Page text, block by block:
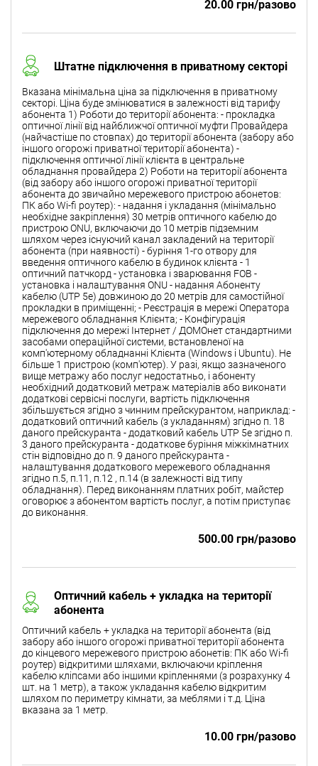
20.00 грн/разово
Штатне підключення в приватному секторі
Вказана мінімальна ціна за підключення в приватному
секторі. Ціна буде змінюватися в залежності від тарифу
абонента 1) Роботи до території абонента: - прокладка
оптичної лінії від найближчої оптичної муфти Провайдера
(найчастіше по стовпах) до території абонента (забору або
іншого огорожі приватної території абонента) -
підключення оптичної лінії клієнта в центральне
обладнання провайдера 2) Роботи на території абонента
(від забору або іншого огорожі приватної території
абонента до звичайно мережевого пристрою абонетов:
ПК або Wi-fi роутер): - надання і укладання (мінімально
необхідне закріплення) 30 метрів оптичного кабелю до
пристрою ONU, включаючи до 10 метрів підземним
шляхом через існуючий канал закладений на території
абонента (при наявності) - буріння 1-го отвору для
введення оптичного кабелю в будинок клієнта - 1
оптичний патчкорд - установка і зварювання FOB -
установка і налаштування ONU - надання Абоненту
кабелю (UTP 5e) довжиною до 20 метрів для самостійної
прокладки в приміщенні; - Реєстрація в мережі Оператора
мережевого обладнання Клієнта; - Конфігурація
підключення до мережі Інтернет / ДОМОнет стандартними
засобами операційної системи, встановленої на
комп'ютерному обладнанні Клієнта (Windows і Ubuntu). Не
більше 1 пристрою (комп'ютер). У разі, якщо зазначеного
вище метражу або послуг недостатньо, і абоненту
необхідний додатковий метраж матеріалів або виконати
додаткові сервісні послуги, вартість підключення
збільшується згідно з чинним прейскурантом, наприклад: -
додатковий оптичний кабель (з укладанням) згідно п. 18
даного прейскуранта - додатковий кабель UTP 5e згідно п.
3 даного прейскуранта - додаткове буріння міжкімнатних
стін відповідно до п. 9 даного прейскуранта -
налаштування додаткового мережевого обладнання
згідно п.5, п.11, п.12 , п.14 (в залежності від типу
обладнання). Перед виконанням платних робіт, майстер
оговорює з абонентом вартість послуг, а потім приступає
до виконання.
500.00 грн/разово
Оптичний кабель + укладка на території
абонента
Оптичний кабель + укладка на території абонента (від
забору або іншого огорожі приватної території абонента
до кінцевого мережевого пристрою абонетів: ПК або Wi-fi
роутер) відкритими шляхами, включаючи кріплення
кабелю кліпсами або іншими кріпленнями (з розрахунку 4
шт. на 1 метр), а також укладання кабелю відкритим
шляхом по периметру кімнати, за меблями і т.д. Ціна
вказана за 1 метр.
10.00 грн/разово